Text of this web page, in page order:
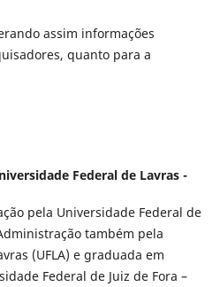
assim informações
quanto para a
Federal de Lavras -
pela Universidade Federal de
também pela
(UFLA) e graduada em
Federal de Juiz de Fora –